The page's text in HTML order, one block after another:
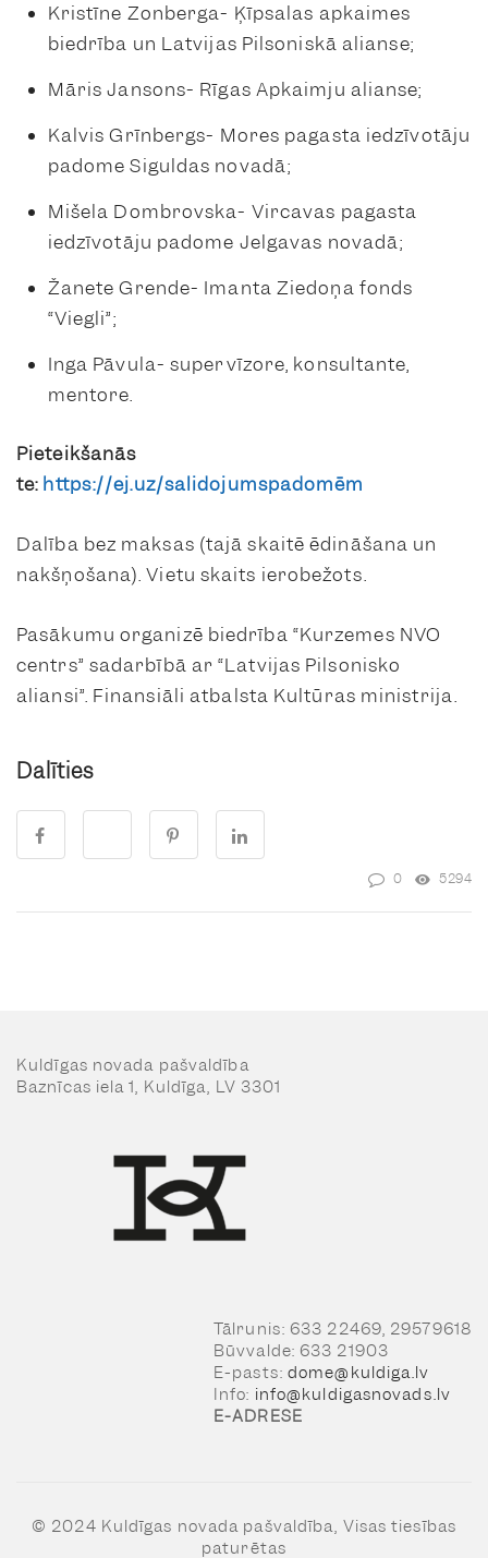
Kristīne Zonberga- Ķīpsalas apkaimes
biedrība un Latvijas Pilsoniskā alianse;
Māris Jansons- Rīgas Apkaimju alianse;
Kalvis Grīnbergs- Mores pagasta iedzīvotāju
padome Siguldas novadā;
Mišela Dombrovska- Vircavas pagasta
iedzīvotāju padome Jelgavas novadā;
Žanete Grende- Imanta Ziedoņa fonds
“Viegli”;
Inga Pāvula- supervīzore, konsultante,
mentore.
Pieteikšanās
te: https://ej.uz/salidojumspadomēm
Dalība bez maksas (tajā skaitē ēdināšana un
nakšņošana). Vietu skaits ierobežots.
Pasākumu organizē biedrība “Kurzemes NVO
centrs” sadarbībā ar “Latvijas Pilsonisko
aliansi”. Finansiāli atbalsta Kultūras ministrija.
Dalīties
0 5294
Kuldīgas novada pašvaldība
Baznīcas iela 1, Kuldīga, LV 3301
Tālrunis: 633 22469, 29579618
Būvvalde: 633 21903
E-pasts: dome@kuldiga.lv
Info: info@kuldigasnovads.lv
E-ADRESE
© 2024 Kuldīgas novada pašvaldība, Visas tiesības
paturētas